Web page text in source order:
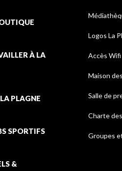
À LA
PLAGNE
SPORTIFS
&
Logos La
Accès Wifi
Maison
Salle de
Charte
Groupes